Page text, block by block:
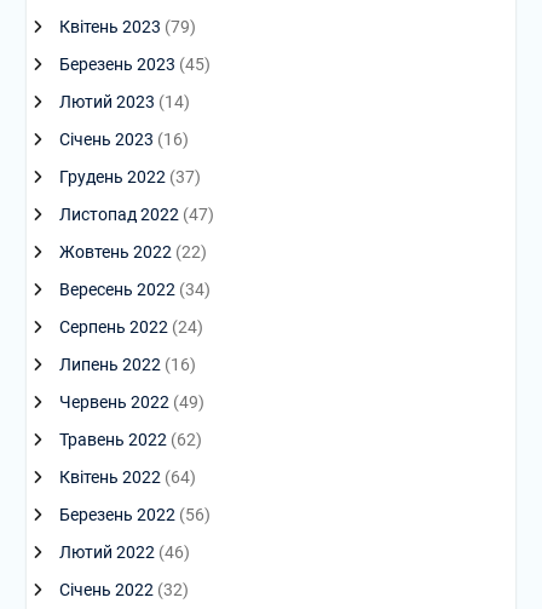
Квітень 2023 (79)
Березень 2023 (45)
Лютий 2023 (14)
Січень 2023 (16)
Грудень 2022 (37)
Листопад 2022 (47)
Жовтень 2022 (22)
Вересень 2022 (34)
Серпень 2022 (24)
Липень 2022 (16)
Червень 2022 (49)
Травень 2022 (62)
Квітень 2022 (64)
Березень 2022 (56)
Лютий 2022 (46)
Січень 2022 (32)